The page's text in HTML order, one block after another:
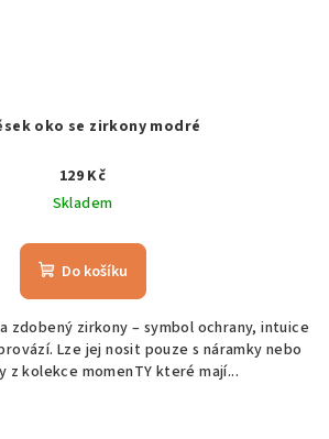
oko se zirkony modré
129 Kč
Skladem
Do košíku
zdobený zirkony – symbol ochrany, intuice
Lze jej nosit pouze s náramky nebo
z kolekce momenTY které mají...